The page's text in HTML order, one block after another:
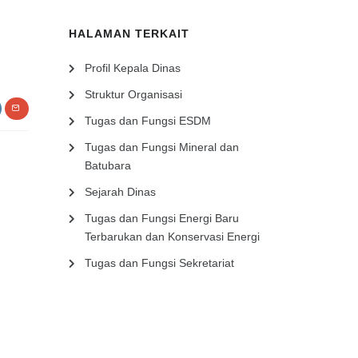
HALAMAN TERKAIT
Profil Kepala Dinas
Struktur Organisasi
Tugas dan Fungsi ESDM
Tugas dan Fungsi Mineral dan
Batubara
Sejarah Dinas
Tugas dan Fungsi Energi Baru
Terbarukan dan Konservasi Energi
Tugas dan Fungsi Sekretariat